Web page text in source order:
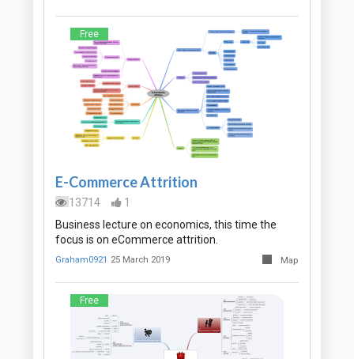
Free
E-Commerce Attrition
13714
1
Business lecture on economics, this time the
focus is on eCommerce attrition.
Graham0921 25 March 2019 Map
Free